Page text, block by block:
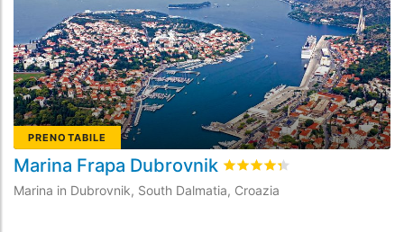
PRENOTABILE
Marina Frapa Dubrovnik Valutato4.3
Marina in Dubrovnik, South Dalmatia, Croazia